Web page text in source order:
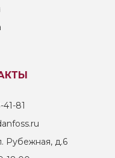
81
Рубежная, д.6